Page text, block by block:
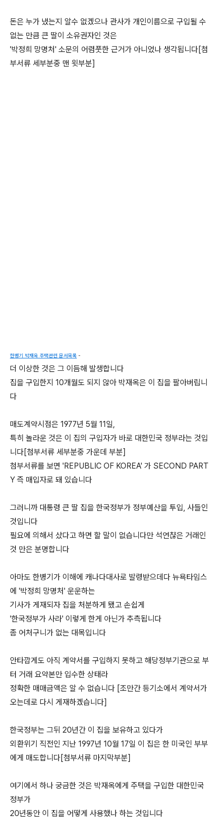
돈은 누가 냈는지 알수 없겠으나 관사가 개인이름으로 구입될 수
없는 만큼 큰 딸이 소유권자인 것은
'박정희 망명처' 소문의 어렴풋한 근거가 아니었나 생각됩니다[첨
부서류 세부분중 맨 윗부분]
한병기 박재옥 주택관련 문서목록 -
더 이상한 것은 그 이듬해 발생합니다
집을 구입한지 10개월도 되지 않아 박재옥은 이 집을 팔아버립니
다
매도계약시점은 1977년 5월 11일,
특히 놀라운 것은 이 집의 구입자가 바로 대한민국 정부라는 것입
니다[첨부서류 세부분중 가운데 부분]
첨부서류를 보면 'REPUBLIC OF KOREA' 가 SECOND PART
Y 즉 매입자로 돼 있습니다
그러니까 대통령 큰 딸 집을 한국정부가 정부예산을 투입, 사들인
것입니다
필요에 의해서 샀다고 하면 할 말이 없습니다만 석연챦은 거래인
것 만은 분명합니다
아마도 한병기가 이해에 캐나다대사로 발령받으데다 뉴욕타임스
에 '박정희 망명처' 운운하는
기사가 게재되자 집을 처분하게 됐고 손쉽게
'한국정부가 사라' 이렇게 한게 아닌가 추측됩니다
좀 어처구니가 없는 대목입니다
안타깝게도 아직 계약서를 구입하지 못하고 해당정부기관으로 부
터 거래 요약본만 입수한 상태라
정확한 매매금액은 알 수 없습니다 [조만간 등기소에서 계약서가
오는데로 다시 게재하겠습니다]
한국정부는 그뒤 20년간 이 집을 보유하고 있다가
외환위기 직전인 지난 1997년 10월 17일 이 집은 한 미국인 부부
에게 매도합니다[첨부서류 마지막부분]
여기에서 하나 궁금한 것은 박재옥에게 주택을 구입한 대한민국
정부가
20년동안 이 집을 어떻게 사용했나 하는 것입니다